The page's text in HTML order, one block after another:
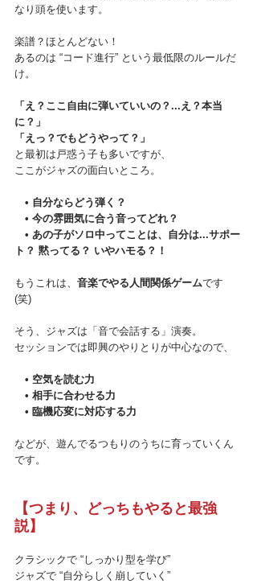
なり頭を使います。
楽譜？ほとんどない！
あるのは “コード進行” という最低限のルールだ
け。
「え？ここ自由に弾いていいの？...え？本当
に？」
「えっ？でもどうやって？」
と最初は戸惑う子も多いですが、
ここがジャズの面白いところ。
• 自分ならどう弾く？
• 今の雰囲気に合う音ってどれ？
• あの子がソロ中ってことは、自分は...サポー
ト？ 黙ってる？ いやハモる？！
もうこれは、 音楽でやる人間関係ゲームです
(笑)
そう、ジャズは「音で会話する」演奏。
• 空気を読む力
• 相手に合わせる力
• 臨機応変に対応する力
などが、遊んでるつもりのうちに育っていくん
です。
【つまり、どっちもやると最強
説】
クラシックで “しっかり型を学び”
ジャズで “自分らしく崩していく”